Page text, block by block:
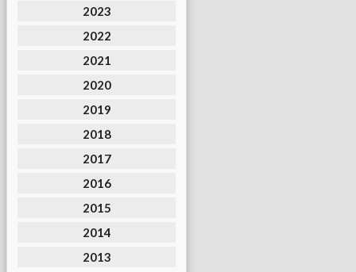
2023
2022
2021
2020
2019
2018
2017
2016
2015
2014
2013